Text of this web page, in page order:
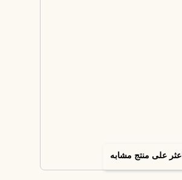
اعثر على منتج مشابه